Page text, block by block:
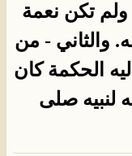
تكن نعمة
والثاني - من
الحكمة كان
لنبيه صلى